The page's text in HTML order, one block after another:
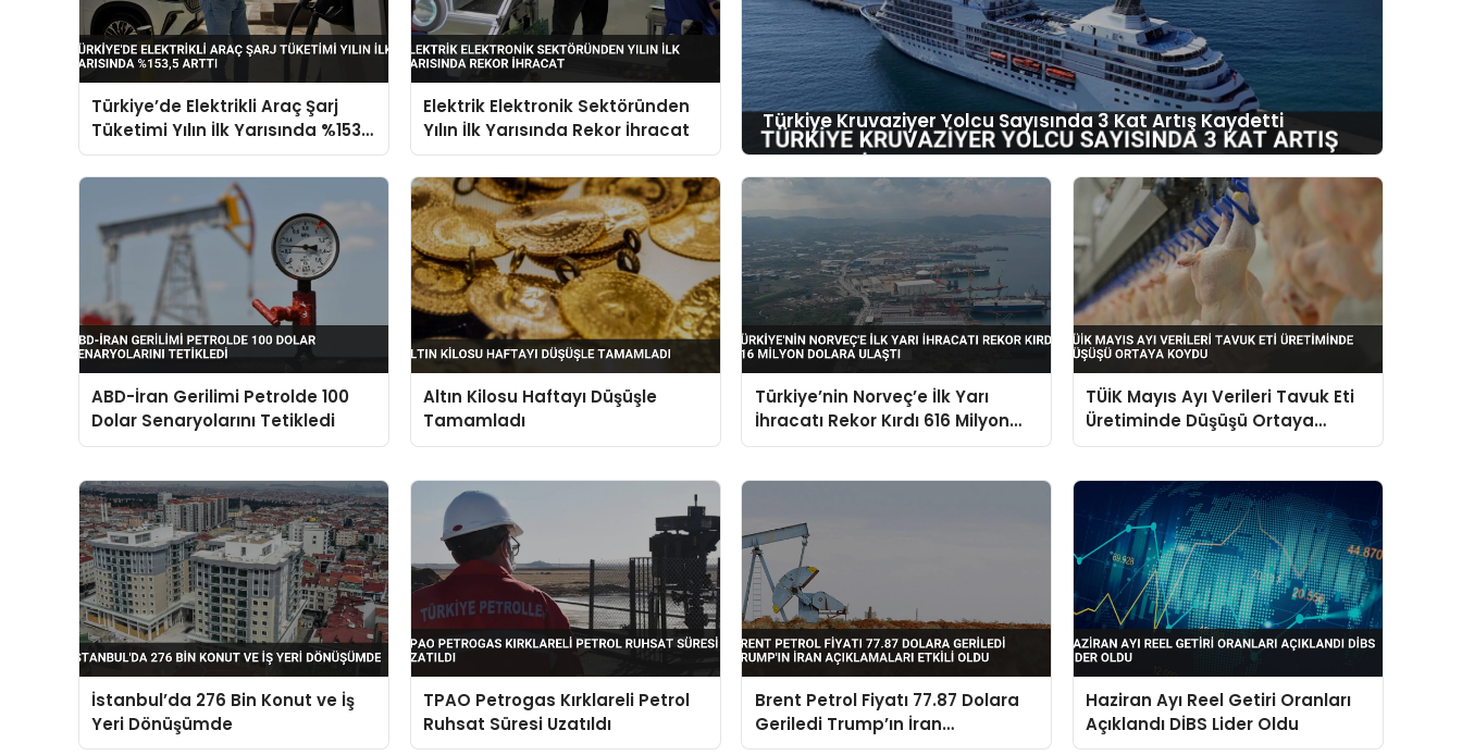
Türkiye’de Elektrikli Araç Şarj
Tüketimi Yılın İlk Yarısında %153,5
Arttı
Elektrik Elektronik Sektöründen
Yılın İlk Yarısında Rekor İhracat
Türkiye Kruvaziyer Yolcu Sayısında 3 Kat Artış Kaydetti
ABD-İran Gerilimi Petrolde 100
Dolar Senaryolarını Tetikledi
Altın Kilosu Haftayı Düşüşle
Tamamladı
Türkiye’nin Norveç’e İlk Yarı
İhracatı Rekor Kırdı 616 Milyon
Dolara Ulaştı
TÜİK Mayıs Ayı Verileri Tavuk Eti
Üretiminde Düşüşü Ortaya
Koydu
İstanbul’da 276 Bin Konut ve İş
Yeri Dönüşümde
TPAO Petrogas Kırklareli Petrol
Ruhsat Süresi Uzatıldı
Brent Petrol Fiyatı 77.87 Dolara
Geriledi Trump’ın İran
Açıklamaları Etkili Oldu
Haziran Ayı Reel Getiri Oranları
Açıklandı DİBS Lider Oldu